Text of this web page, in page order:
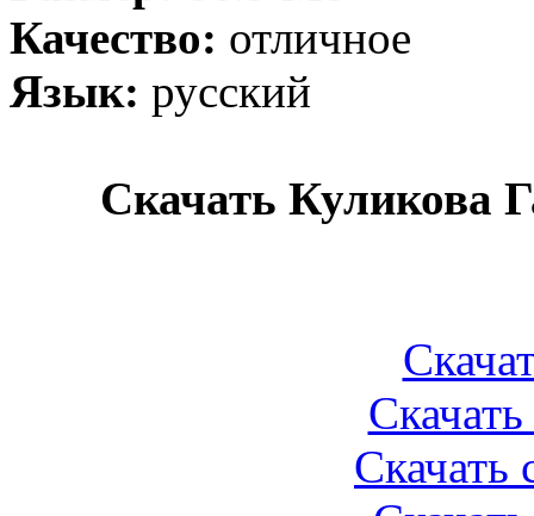
Качество: отличное
Язык: русский
Скачать Куликова
Скачать